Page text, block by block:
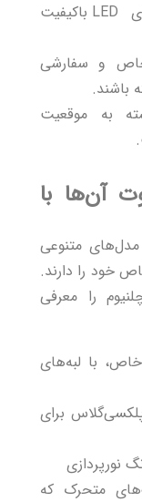
: استفاده از لامپ‌های LED باکیفیت
و سفارشی
باشند.
به موقعیت
آن‌ها با
متنوعی
خود را دارند.
را معرفی
با لبه‌های
برای
نورپردازی
متحرک که